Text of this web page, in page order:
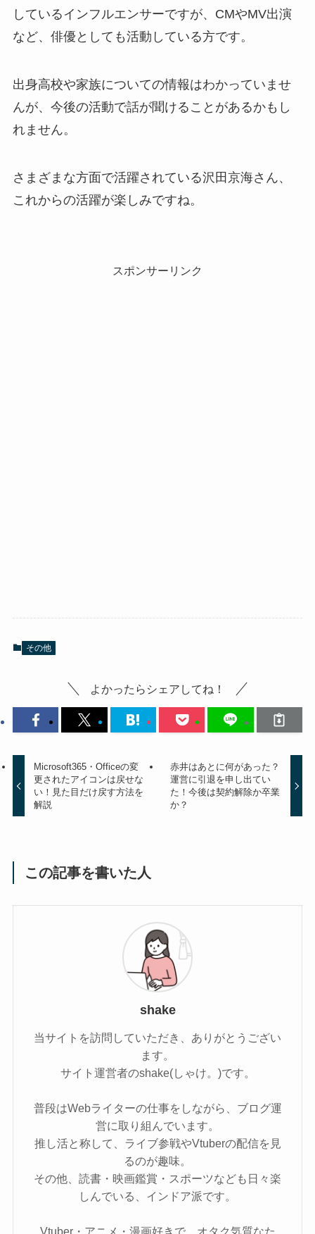
しているインフルエンサーですが、CMやMV出演
など、俳優としても活動している方です。
出身高校や家族についての情報はわかっていませ
んが、今後の活動で話が聞けることがあるかもし
れません。
さまざまな方面で活躍されている沢田京海さん、
これからの活躍が楽しみですね。
スポンサーリンク
その他
よかったらシェアしてね！
Microsoft365・Officeの変
更されたアイコンは戻せな
い！見た目だけ戻す方法を
解説
赤井はあとに何があった？
運営に引退を申し出てい
た！今後は契約解除か卒業
か？
この記事を書いた人
shake
当サイトを訪問していただき、ありがとうござい
ます。
サイト運営者のshake(しゃけ。)です。
普段はWebライターの仕事をしながら、ブログ運
営に取り組んでいます。
推し活と称して、ライブ参戦やVtuberの配信を見
るのが趣味。
その他、読書・映画鑑賞・スポーツなども日々楽
しんでいる、インドア派です。
Vtuber・アニメ・漫画好きで、オタク気質なた